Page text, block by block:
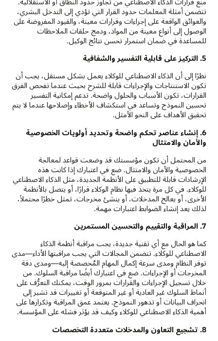
تتضمن أمثلة المعلمات حدود القرار التي تؤدي إلى التدخل البشري،
والعوائق الواقعة على إجراءات وقرارات معينة، والقيود المفروضة على
الوصول إلى أنواع معينة من المواد، ودمج حلقات الملاحظات
للمساعدة في ضمان استمرار تحسن نتائج الوكيل.
5. التركيز على قابلية التفسير والشفافية
نظرًا إلى أن الذكاء الاصطناعي للوكلاء يعمل بشكل مستقل، يجب أن
تكون الاستنتاجات والإجراءات قابلة للشرح بحيث عندما تفحص الفرق
القرارات، تكون الأسباب والحلول واضحة. تدعم إمكانية التفسير
تحسين النموذج وتساعد في استكشاف الأخطاء وإصلاحها عندما لا يتم
تحقيق الأهداف على النحو الأمثل.
6. إنشاء عناصر تحكم واضحة وتحديد أولويات الخصوصية
والأمان والامتثال
من المحتمل أن تكون مؤسستك قد وضعت قواعد لمعالجة
الخصوصية والأمان والامتثال. ضع في اعتبارك إذا كانت هذه
الإرشادات قابلة للتطبيق على الأنظمة الجديدة، مثل الذكاء الاصطناعي
للوكلاء. في كل مرة يتخذ فيها نظام الوكلاء قرارًا، أو يتصل بالأنظمة
الأخرى، أو يعالج المدخلات، أو ينشئ مخرجات، تمثل خطرًا محتملاً،
لذلك يعد إنشاء الضوابط اعتبارات مهمة.
7. المراقبة والتقييم والتحسين المستمرين
كما هو الحال مع أي تقنية جديدة، يجب مراقبة أنظمة الذكاء
الاصطناعي للوكلاء. تتضمن المجالات التي يجب مراقبتها الأداء—مدى
توفر النظام ومدى سرعة إكمال المهام المُخصصة إليه—ومدى دقة
المخرجات أو الإجراءات. ضع في اعتبارك أيضًا مراقبة السلوك. من
خلال تسجيل الإجراءات والقرارات بمرور الوقت، يمكنك التعرُّف على
أنماط السلوك غير العادية أو غير المتوقعة أو تغييرات قد تشير إلى
انحراف البيانات أو تدهور النموذج. يعتمد عمق المراقبة وتكرارها على
أهمية الذكاء الاصطناعي للوكلاء وكيف قد يؤثر فشله على المؤسسة.
8. تشجيع التعاون والمدخلات متعددة التخصصات